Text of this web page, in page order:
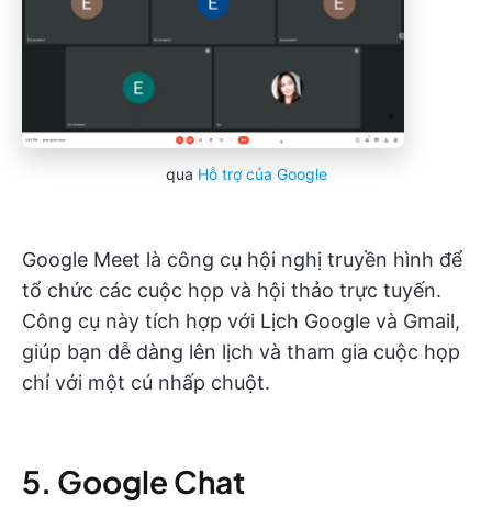
qua Hỗ trợ của Google
Google Meet là công cụ hội nghị truyền hình để
tổ chức các cuộc họp và hội thảo trực tuyến.
Công cụ này tích hợp với Lịch Google và Gmail,
giúp bạn dễ dàng lên lịch và tham gia cuộc họp
chỉ với một cú nhấp chuột.
5. Google Chat